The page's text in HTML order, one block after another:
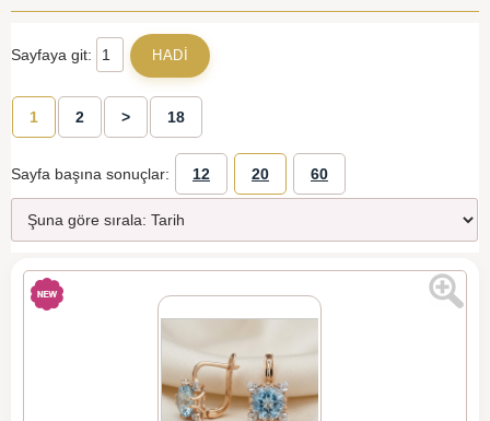
Sayfaya git:
1 2 > 18
Sayfa başına sonuçlar: 12 20 60